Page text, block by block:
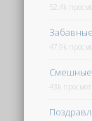
52.4k
47.9k
Смешные
43k